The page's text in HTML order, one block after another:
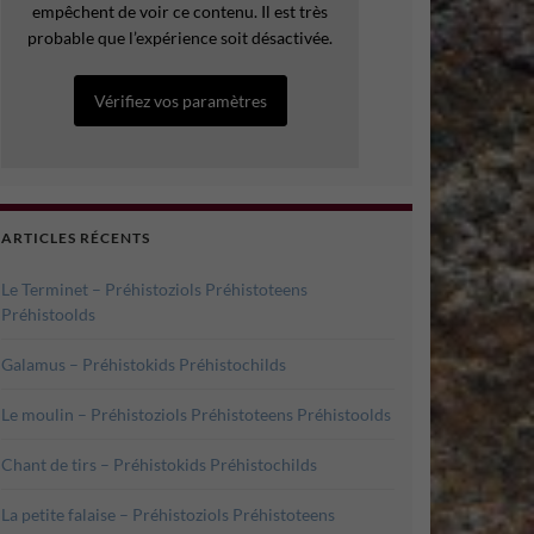
empêchent de voir ce contenu. Il est très
probable que l’expérience soit désactivée.
Vérifiez vos paramètres
ARTICLES RÉCENTS
Le Terminet – Préhistoziols Préhistoteens
Préhistoolds
Galamus – Préhistokids Préhistochilds
Le moulin – Préhistoziols Préhistoteens Préhistoolds
Chant de tirs – Préhistokids Préhistochilds
La petite falaise – Préhistoziols Préhistoteens